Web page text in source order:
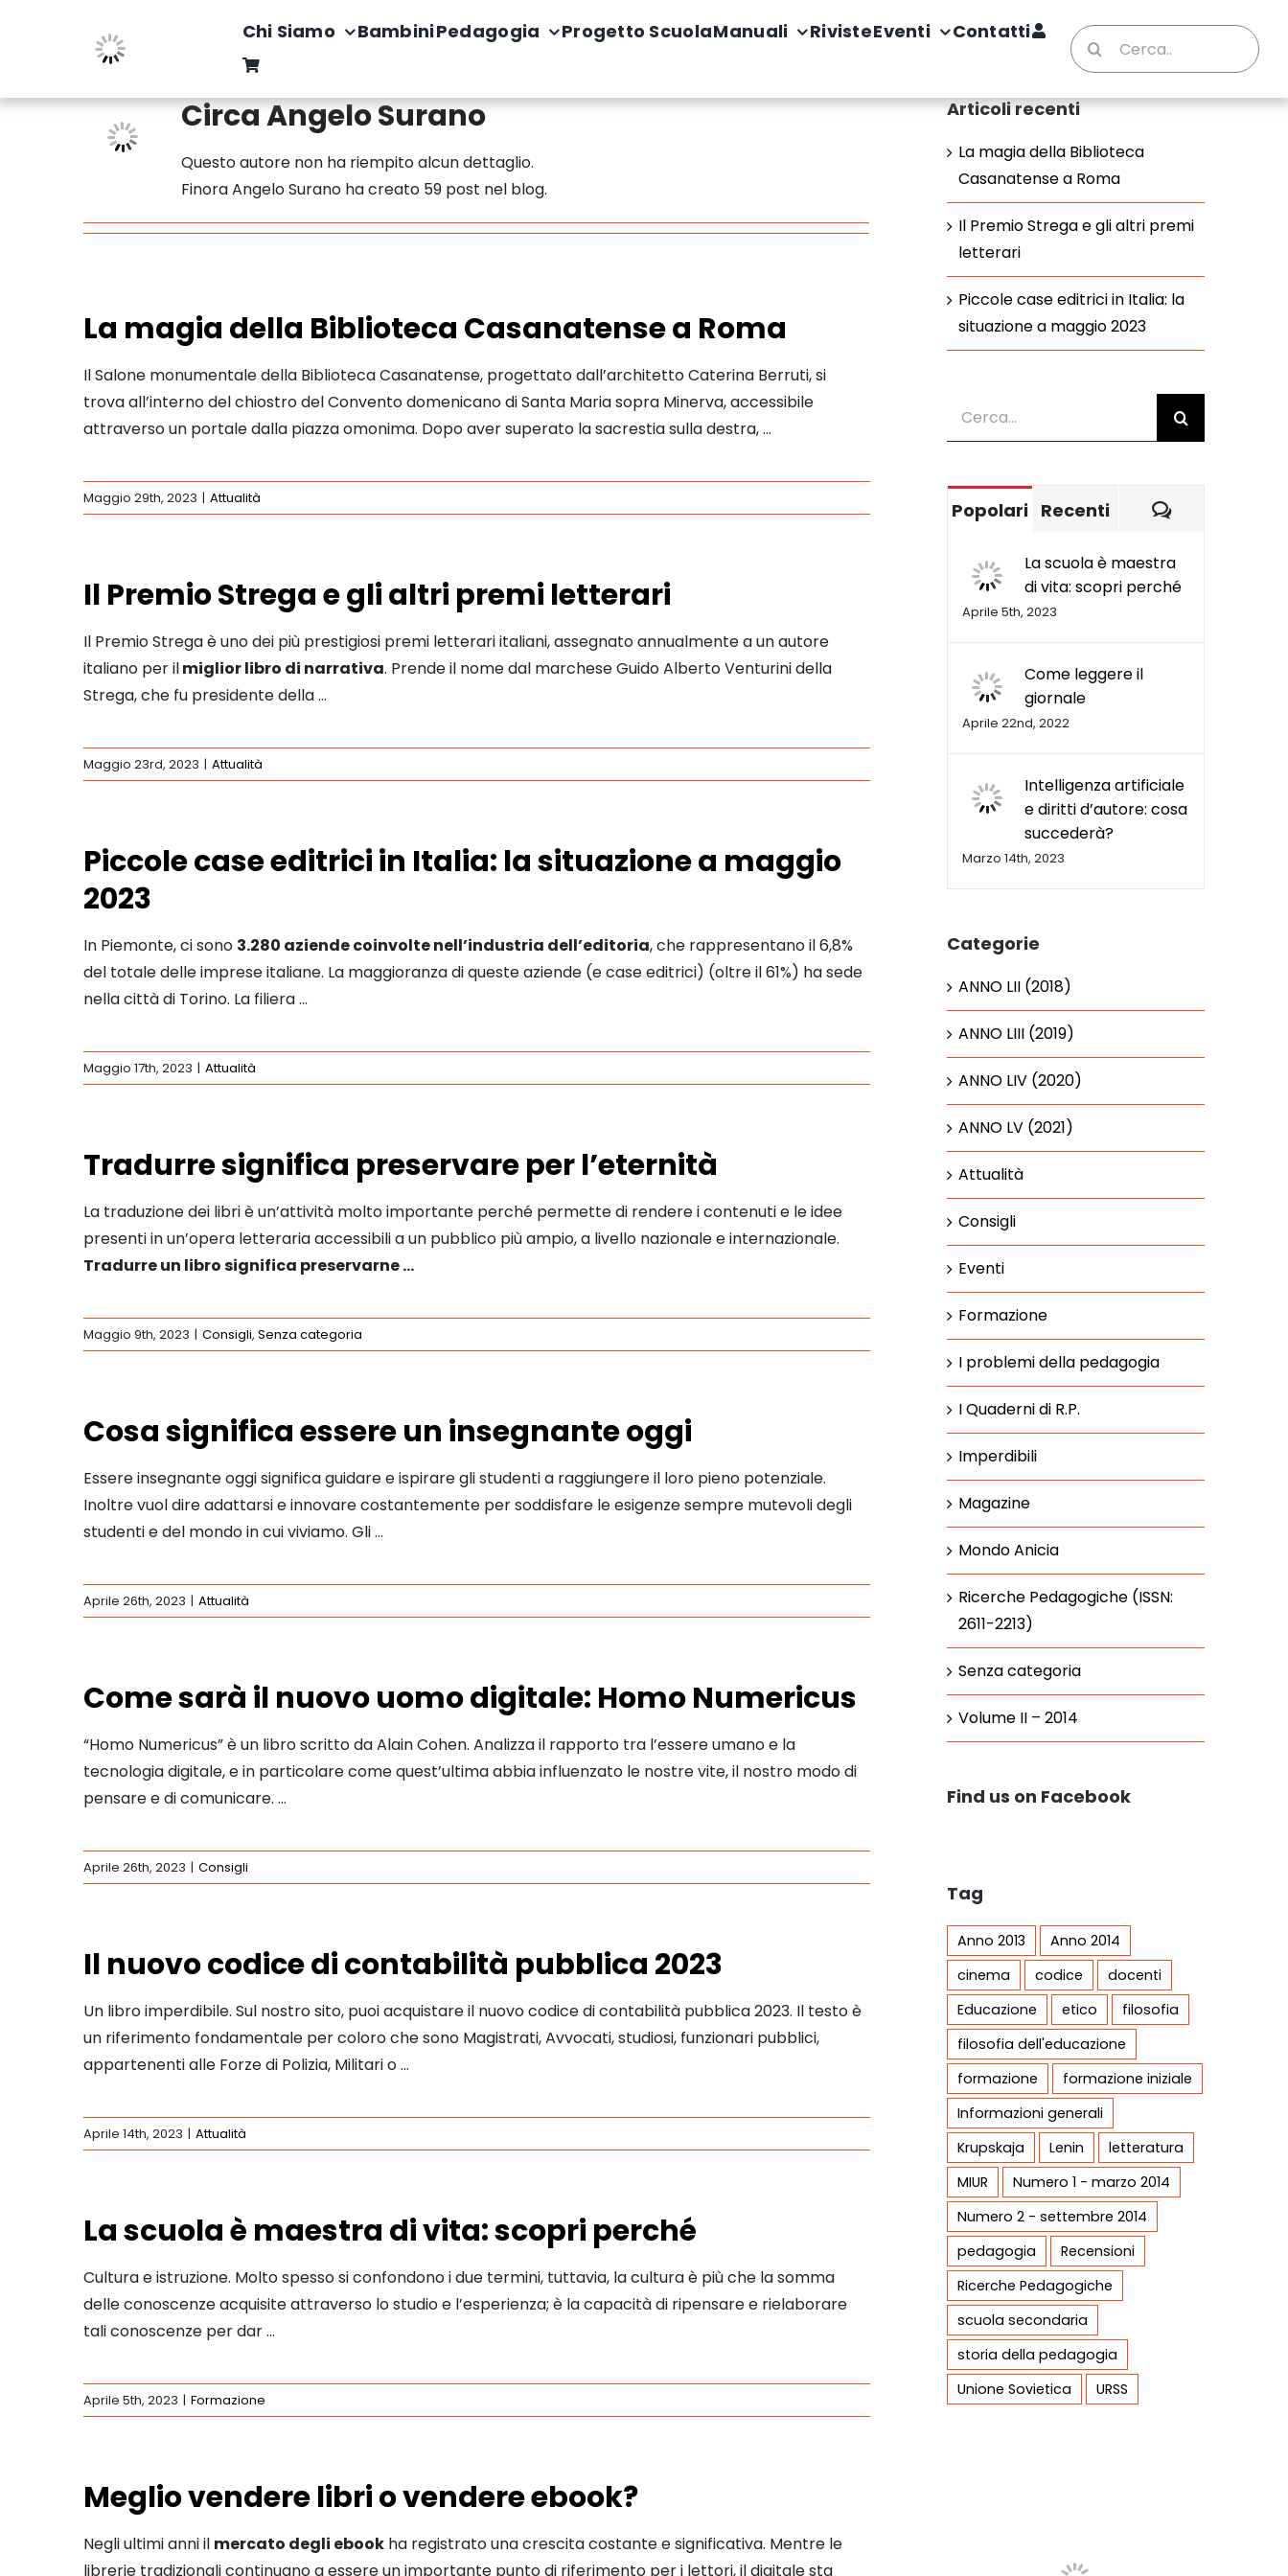
Chi Siamo BambiniPedagogia Progetto ScuolaManuali RivisteEventi Contatti
Cerca
per:
Circa Angelo Surano
Questo autore non ha riempito alcun dettaglio.
Finora Angelo Surano ha creato 59 post nel blog.
La magia della Biblioteca Casanatense a Roma
Il Salone monumentale della Biblioteca Casanatense, progettato dall’architetto Caterina Berruti, si
trova all’interno del chiostro del Convento domenicano di Santa Maria sopra Minerva, accessibile
attraverso un portale dalla piazza omonima. Dopo aver superato la sacrestia sulla destra, …
Maggio 29th, 2023 | Attualità
Il Premio Strega e gli altri premi letterari
Il Premio Strega è uno dei più prestigiosi premi letterari italiani, assegnato annualmente a un autore
italiano per ilmiglior libro di narrativa. Prende il nome dal marchese Guido Alberto Venturini della
Strega, che fu presidente della …
Maggio 23rd, 2023 | Attualità
Piccole case editrici in Italia: la situazione a maggio
2023
In Piemonte, ci sono 3.280 aziende coinvolte nell’industria dell’editoria, che rappresentano il 6,8%
del totale delle imprese italiane. La maggioranza di queste aziende (e case editrici) (oltre il 61%) ha sede
nella città di Torino. La filiera …
Maggio 17th, 2023 | Attualità
Tradurre significa preservare per l’eternità
La traduzione dei libri è un’attività molto importante perché permette di rendere i contenuti e le idee
presenti in un’opera letteraria accessibili a un pubblico più ampio, a livello nazionale e internazionale.
Tradurre un libro significa preservarne …
Maggio 9th, 2023 | Consigli, Senza categoria
Cosa significa essere un insegnante oggi
Essere insegnante oggi significa guidare e ispirare gli studenti a raggiungere il loro pieno potenziale.
Inoltre vuol dire adattarsi e innovare costantemente per soddisfare le esigenze sempre mutevoli degli
studenti e del mondo in cui viviamo. Gli …
Aprile 26th, 2023 | Attualità
Come sarà il nuovo uomo digitale: Homo Numericus
“Homo Numericus” è un libro scritto da Alain Cohen. Analizza il rapporto tra l’essere umano e la
tecnologia digitale, e in particolare come quest’ultima abbia influenzato le nostre vite, il nostro modo di
pensare e di comunicare. …
Aprile 26th, 2023 | Consigli
Il nuovo codice di contabilità pubblica 2023
Un libro imperdibile. Sul nostro sito, puoi acquistare il nuovo codice di contabilità pubblica 2023. Il testo è
un riferimento fondamentale per coloro che sono Magistrati, Avvocati, studiosi, funzionari pubblici,
appartenenti alle Forze di Polizia, Militari o …
Aprile 14th, 2023 | Attualità
La scuola è maestra di vita: scopri perché
Cultura e istruzione. Molto spesso si confondono i due termini, tuttavia, la cultura è più che la somma
delle conoscenze acquisite attraverso lo studio e l’esperienza; è la capacità di ripensare e rielaborare
tali conoscenze per dar …
Aprile 5th, 2023 | Formazione
Meglio vendere libri o vendere ebook?
Negli ultimi anni il mercato degli ebook ha registrato una crescita costante e significativa. Mentre le
librerie tradizionali continuano a essere un importante punto di riferimento per i lettori, il digitale sta
Articoli recenti
La magia della Biblioteca
Casanatense a Roma
Il Premio Strega e gli altri premi
letterari
Piccole case editrici in Italia: la
situazione a maggio 2023
Popolari Recenti Commenti
La scuola è maestra
di vita: scopri perché
Aprile 5th, 2023
Come leggere il
giornale
Aprile 22nd, 2022
Intelligenza artificiale
e diritti d’autore: cosa
succederà?
Marzo 14th, 2023
Categorie
ANNO LII (2018)
ANNO LIII (2019)
ANNO LIV (2020)
ANNO LV (2021)
Attualità
Consigli
Eventi
Formazione
I problemi della pedagogia
I Quaderni di R.P.
Imperdibili
Magazine
Mondo Anicia
Ricerche Pedagogiche (ISSN:
2611-2213)
Senza categoria
Volume II – 2014
Find us on Facebook
Tag
Anno 2013
Anno 2014
cinema
codice
docenti
Educazione
etico
filosofia
filosofia dell'educazione
formazione
formazione iniziale
Informazioni generali
Krupskaja
Lenin
letteratura
MIUR
Numero 1 - marzo 2014
Numero 2 - settembre 2014
pedagogia
Recensioni
Ricerche Pedagogiche
scuola secondaria
storia della pedagogia
Unione Sovietica
URSS